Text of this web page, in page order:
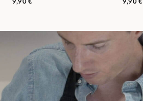
9,90 € 9,90 €